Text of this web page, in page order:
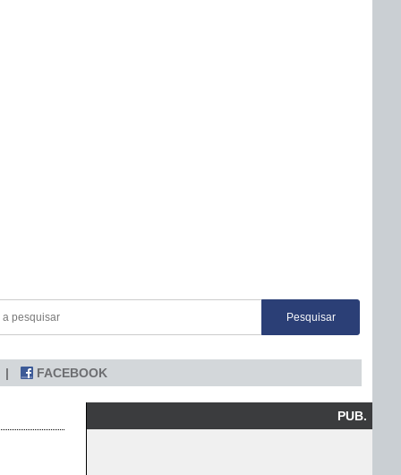
FACEBOOK
PUB.